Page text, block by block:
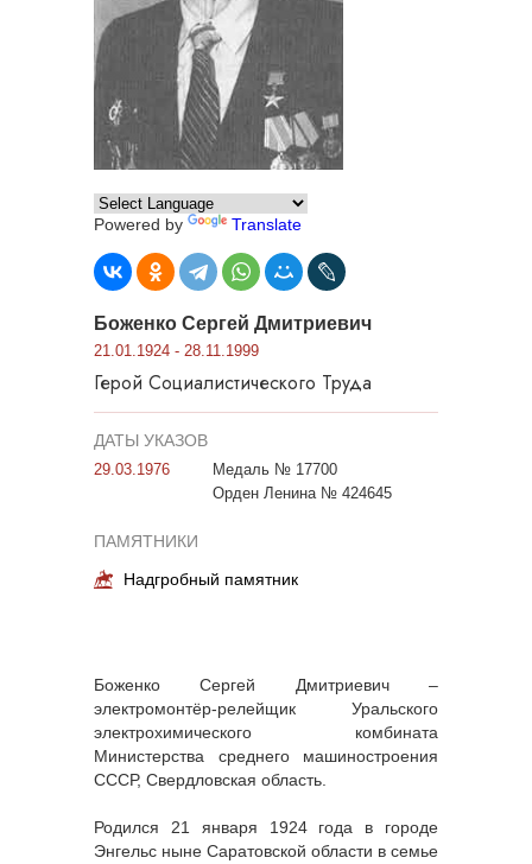
Powered by Translate
Боженко Сергей Дмитриевич
21.01.1924 - 28.11.1999
Герой Социалистического Труда
ДАТЫ УКАЗОВ
29.03.1976
Медаль № 17700
Орден Ленина № 424645
ПАМЯТНИКИ
Надгробный памятник
Боженко Сергей Дмитриевич –
электромонтёр-релейщик Уральского
электрохимического комбината
Министерства среднего машиностроения
СССР, Свердловская область.
Родился 21 января 1924 года в городе
Энгельс ныне Саратовской области в семье